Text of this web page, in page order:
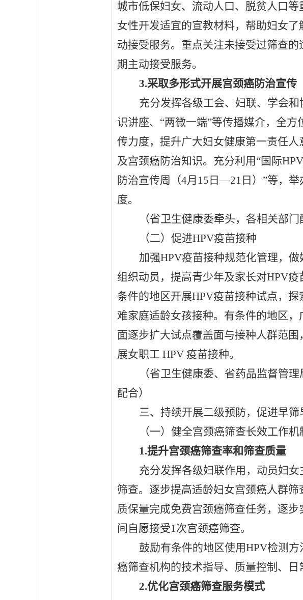
城市低保妇女、流动人口、脱贫人口
女性开发适宜的宣教材料，帮助妇女
动接受服务。重点关注未接受过筛查
期主动接受服务。
3.采取多形式开展宫颈癌防治宣传
充分发挥各级工会、妇联、学会
识讲座、 “两微一端”等传播媒介，全
传力度，提升广大妇女健康第一责任
及宫颈癌防治知识。充分利用“国际
防治宣传周（4月15日—21日）”等，
度。
（省卫生健康委牵头，各相关部门
（二）促进HPV疫苗接种
加强HPV疫苗接种规范化管理，
组织动员，提高青少年及家长对HPV
条件的地区开展HPV疫苗接种试点，
难家庭适龄女孩接种。有条件的地区
面逐步扩大试点覆盖面与接种人群范
展女职工 HPV 疫苗接种。
（省卫生健康委、省药品监督管
配合）
三、持续开展二级预防，促进早筛
（一）健全宫颈癌筛查长效工作机
1.提升宫颈癌筛查率和筛查质量
充分发挥各级妇联作用，动员妇
筛查。逐步提高适龄妇女宫颈癌人群
质保量完成免费宫颈癌筛查任务，逐
间自愿接受1次宫颈癌筛查。
鼓励有条件的地区使用HPV检测
癌筛查机构的技术指导、质量控制、日
2.优化宫颈癌筛查服务模式